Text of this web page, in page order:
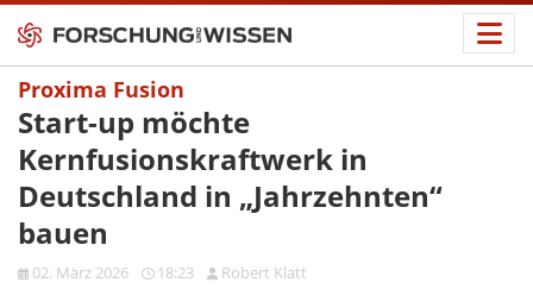
Proxima Fusion
Start-up möchte
Kernfusionskraftwerk in
Deutschland in „Jahrzehnten“
bauen
02. März 2026 18:23 Robert Klatt